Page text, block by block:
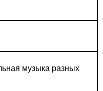
музыка разных